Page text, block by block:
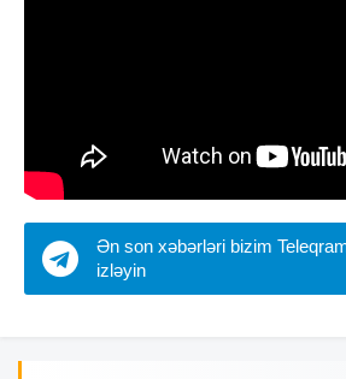
Ən son xəbərləri bizim
izləyin